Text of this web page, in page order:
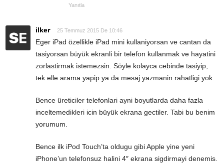
Yanıtla
ilker 25 Temmuz 2015 De 10:46
Eger iPad özellikle iPad mini kullaniyorsan ve cantan da
tasiyorsan büyük ekranli bir telefon kullanmak ve hayatini
zorlastirmak istemezsin. Söyle kolayca cebinde tasiyip,
tek elle arama yapip ya da mesaj yazmanin rahatligi yok.
Bence üreticiler telefonlari ayni boyutlarda daha fazla
inceltemedikleri icin büyük ekrana gectiler. Tabi bu benim
yorumum.
Bence ilk iPod Touch’ta oldugu gibi Apple yine yeni
iPhone’un telefonsuz halini 4″ ekrana sigdirmayi denemis.